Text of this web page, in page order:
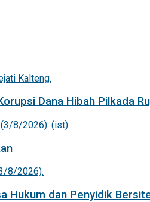
Dana Hibah Pilkada
Hukum dan Penyidik